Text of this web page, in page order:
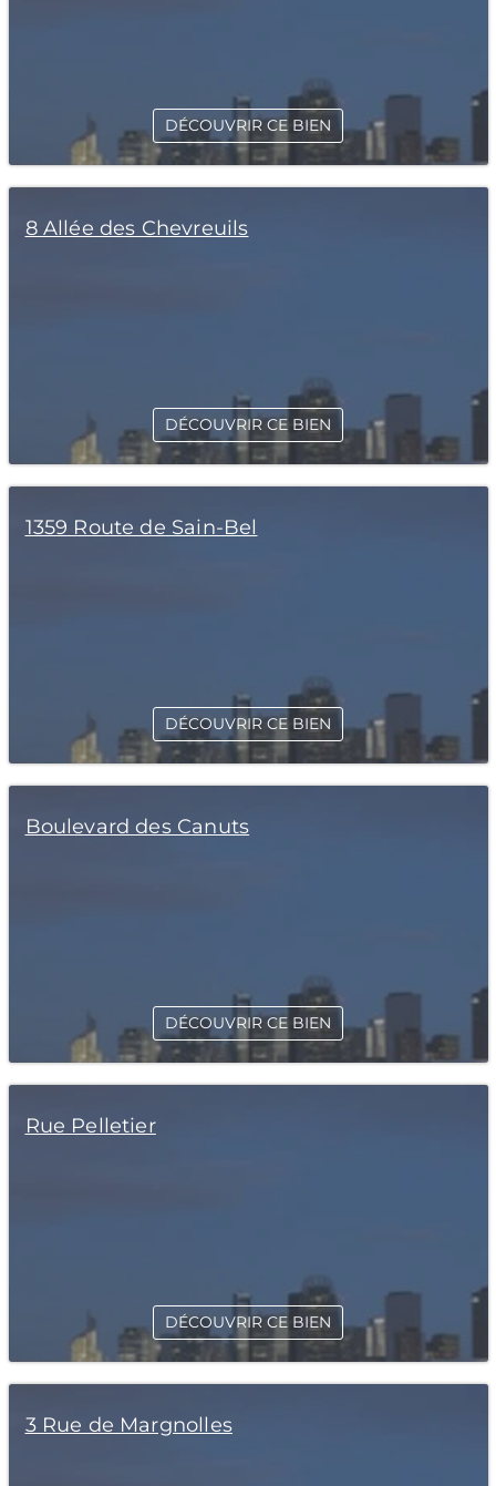
DÉCOUVRIR CE BIEN
8 Allée des Chevreuils
DÉCOUVRIR CE BIEN
1359 Route de Sain-Bel
DÉCOUVRIR CE BIEN
Boulevard des Canuts
DÉCOUVRIR CE BIEN
Rue Pelletier
DÉCOUVRIR CE BIEN
3 Rue de Margnolles